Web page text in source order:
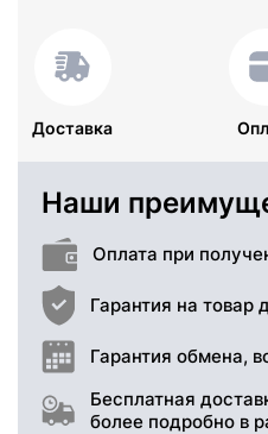
Доставка
Наши
Оплата при
Гарантия на товар
Гарантия обмена,
Бесплатная
более подробно в